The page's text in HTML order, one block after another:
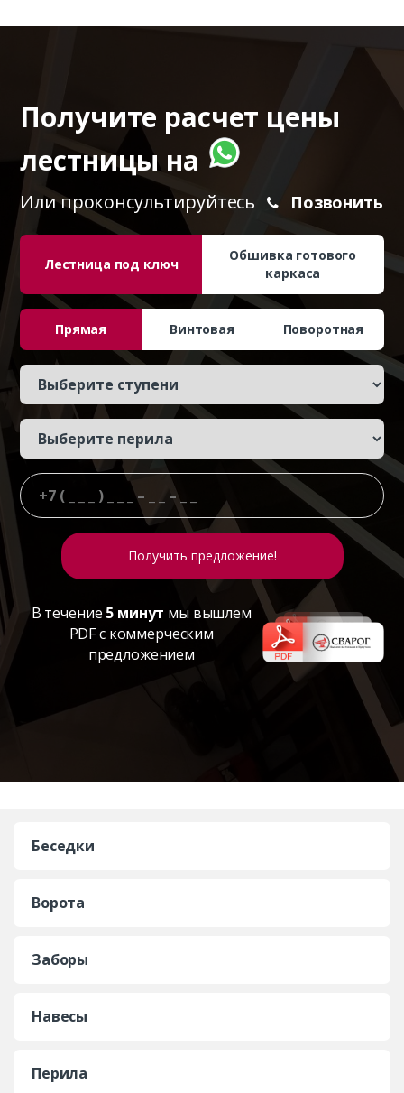
Получите расчет цены
лестницы на
Или проконсультируйтесь Позвонить
Лестница под ключ
Обшивка готового
каркаса
Прямая Винтовая Поворотная
В течение 5 минут мы вышлем
PDF с коммерческим
предложением
Беседки
Ворота
Заборы
Навесы
Перила